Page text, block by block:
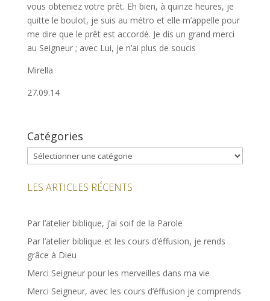
vous obteniez votre prêt. Eh bien, à quinze heures, je
quitte le boulot, je suis au métro et elle m’appelle pour
me dire que le prêt est accordé. Je dis un grand merci
au Seigneur ; avec Lui, je n’ai plus de soucis
Mirella
27.09.14
Catégories
Catégories
LES ARTICLES RÉCENTS
Par l’atelier biblique, j’ai soif de la Parole
Par l’atelier biblique et les cours d’éffusion, je rends
grâce à Dieu
Merci Seigneur pour les merveilles dans ma vie
Merci Seigneur, avec les cours d’éffusion je comprends